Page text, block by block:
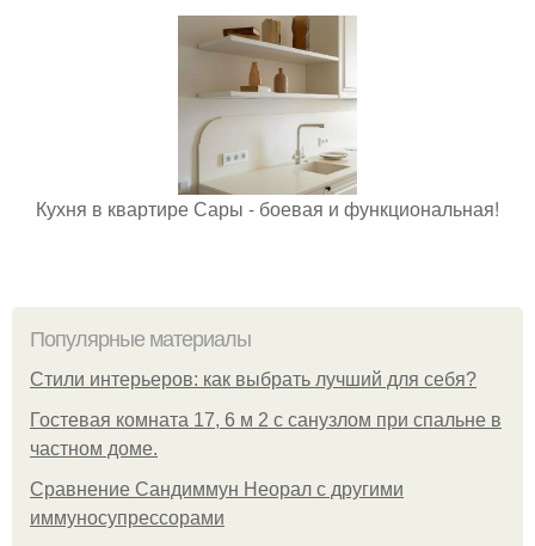
Кухня в квартире Сары - боевая и функциональная!
Популярные материалы
Стили интерьеров: как выбрать лучший для себя?
Гостевая комната 17, 6 м 2 с санузлом при спальне в
частном доме.
Сравнение Сандиммун Неорал с другими
иммуносупрессорами